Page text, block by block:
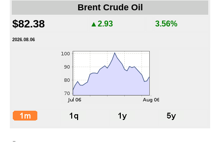
Brent Crude Oil
$82.38 ▲2.93 3.56%
2026.08.06
-